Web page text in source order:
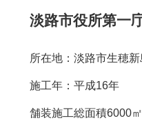
淡路市役所第一
所在地：淡路市生穂新
施工年：平成16年
舗装施工総面積6000㎡